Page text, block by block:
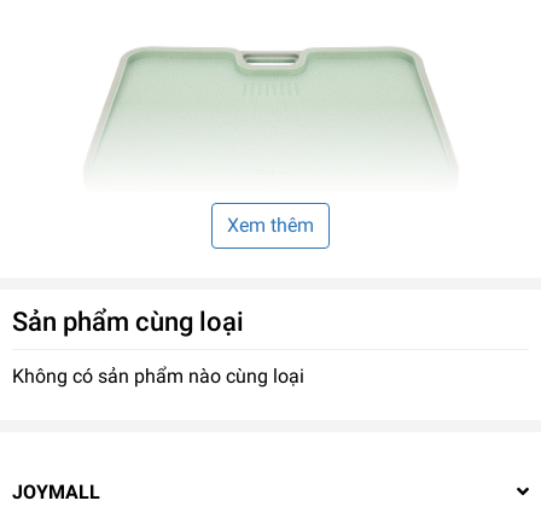
Xem thêm
Sản phẩm cùng loại
Không có sản phẩm nào cùng loại
JOYMALL